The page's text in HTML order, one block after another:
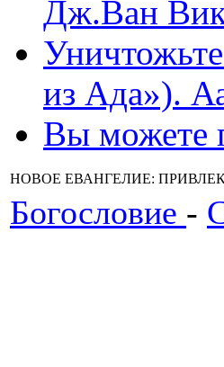
Дж.Ван
из Ада»).
Вы можете
НОВОЕ ЕВАНГЕЛИЕ:
Богословие -